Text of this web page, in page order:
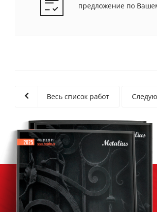
предложение по
Весь список работ